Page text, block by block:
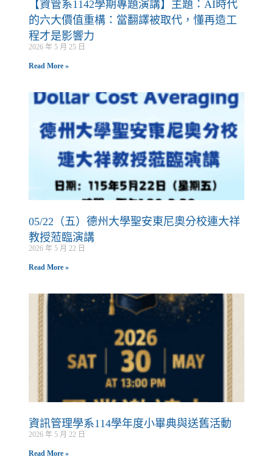
【資管系1142學期專題演講】主題：AI時代
的六大價值重構：當翻譯被取代，懂再造工
程才是影響力
2026 年 5 月 25 日
Read More »
05/22（五）德州大學聖安東尼奧分校連大祥
教授蒞臨演講
2026 年 5 月 22 日
Read More »
資訊管理學系114學年度小畢典與送舊活動
2026 年 5 月 22 日
Read More »